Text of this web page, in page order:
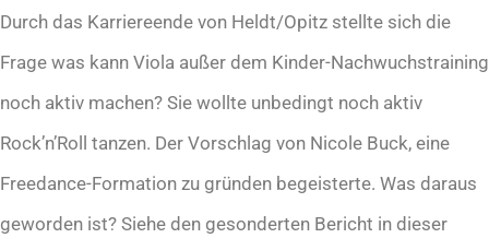
Durch das Karriereende von Heldt/Opitz stellte sich die
Frage was kann Viola außer dem Kinder-Nachwuchstraining
noch aktiv machen? Sie wollte unbedingt noch aktiv
Rock’n’Roll tanzen. Der Vorschlag von Nicole Buck, eine
Freedance-Formation zu gründen begeisterte. Was daraus
geworden ist? Siehe den gesonderten Bericht in dieser